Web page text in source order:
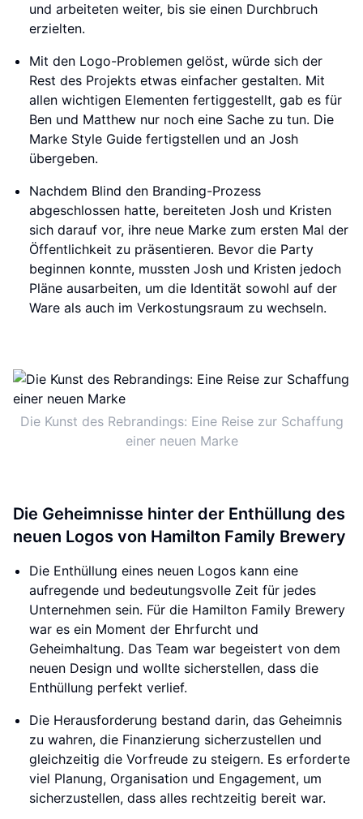
und arbeiteten weiter, bis sie einen Durchbruch
erzielten.
Mit den Logo-Problemen gelöst, würde sich der
Rest des Projekts etwas einfacher gestalten. Mit
allen wichtigen Elementen fertiggestellt, gab es für
Ben und Matthew nur noch eine Sache zu tun. Die
Marke Style Guide fertigstellen und an Josh
übergeben.
Nachdem Blind den Branding-Prozess
abgeschlossen hatte, bereiteten Josh und Kristen
sich darauf vor, ihre neue Marke zum ersten Mal der
Öffentlichkeit zu präsentieren. Bevor die Party
beginnen konnte, mussten Josh und Kristen jedoch
Pläne ausarbeiten, um die Identität sowohl auf der
Ware als auch im Verkostungsraum zu wechseln.
Die Kunst des Rebrandings: Eine Reise zur Schaffung
einer neuen Marke
Die Geheimnisse hinter der Enthüllung des
neuen Logos von Hamilton Family Brewery
Die Enthüllung eines neuen Logos kann eine
aufregende und bedeutungsvolle Zeit für jedes
Unternehmen sein. Für die Hamilton Family Brewery
war es ein Moment der Ehrfurcht und
Geheimhaltung. Das Team war begeistert von dem
neuen Design und wollte sicherstellen, dass die
Enthüllung perfekt verlief.
Die Herausforderung bestand darin, das Geheimnis
zu wahren, die Finanzierung sicherzustellen und
gleichzeitig die Vorfreude zu steigern. Es erforderte
viel Planung, Organisation und Engagement, um
sicherzustellen, dass alles rechtzeitig bereit war.